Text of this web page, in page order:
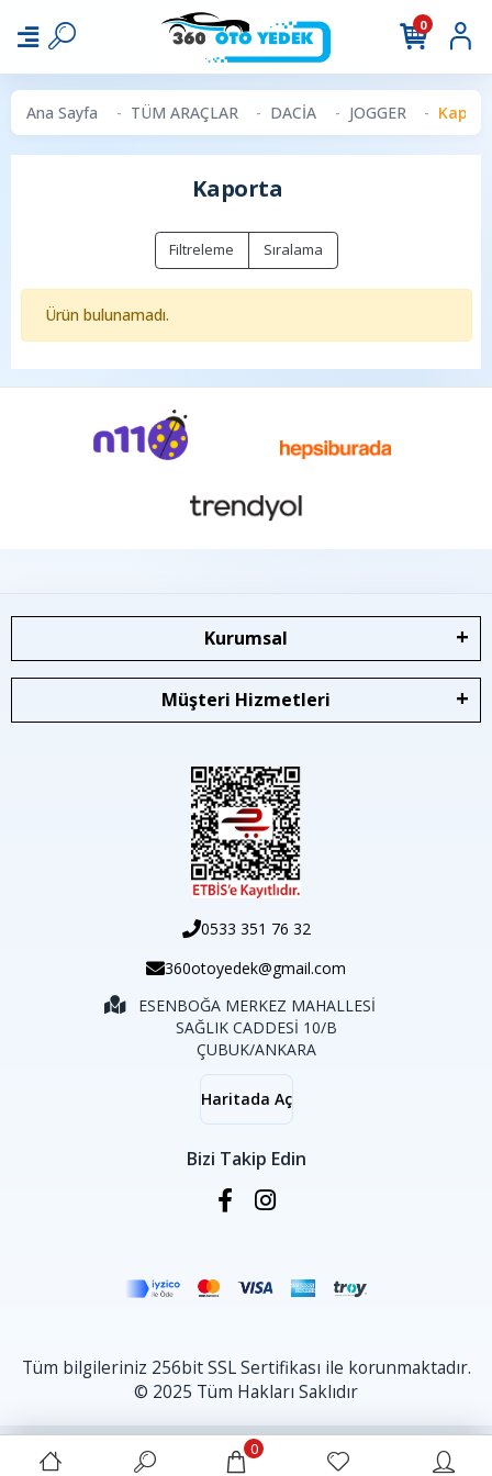
0
Ana Sayfa TÜM ARAÇLAR DACİA JOGGER
Kaporta
Filtreleme Sıralama
Ürün bulunamadı.
Kurumsal
Müşteri Hizmetleri
0533 351 76 32
360otoyedek@gmail.com
ESENBOĞA MERKEZ MAHALLESİ
SAĞLIK CADDESİ 10/B
ÇUBUK/ANKARA
Haritada Aç
Bizi Takip Edin
Tüm bilgileriniz 256bit SSL Sertifikası ile korunmaktadır.
© 2025 Tüm Hakları Saklıdır
0